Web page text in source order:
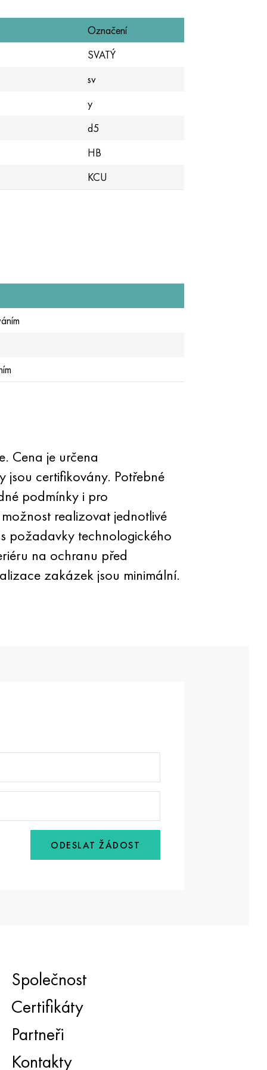
Označení
SVATÝ
sv
y
d5
HB
KCU
Cena je určena
certifikovány. Potřebné
podmínky i pro
realizovat jednotlivé
požadavky technologického
na ochranu před
zakázek jsou minimální.
ODESLAT ŽÁDOST
Společnost
Certifikáty
Partneři
Kontakty